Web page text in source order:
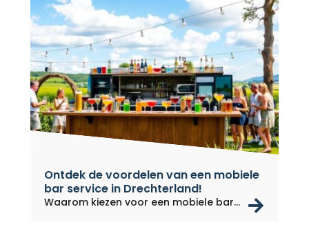
Ontdek de voordelen van een mobiele
bar service in Drechterland!
Waarom kiezen voor een mobiele bar...